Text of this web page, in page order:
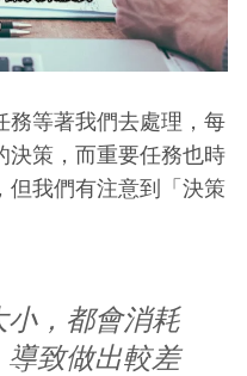
務等著我們去處理，每
決策，而重要任務也時
但我們有注意到「決策
，都會消耗
致做出較差